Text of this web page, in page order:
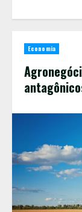
Economia